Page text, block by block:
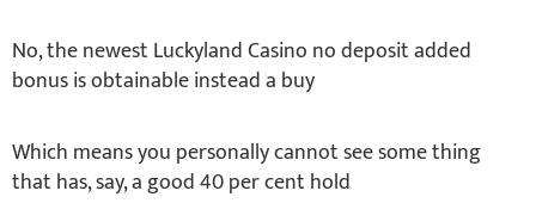
No, the newest Luckyland Casino no deposit added
bonus is obtainable instead a buy
Which means you personally cannot see some thing
that has, say, a good 40 per cent hold